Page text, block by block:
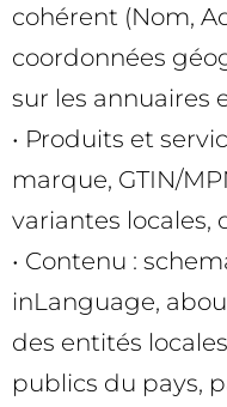
cohérent (Nom,
coordonnées
sur les annuaires
• Produits et
marque, GTIN/
variantes locales,
• Contenu :
inLanguage,
des entités
publics du pays,